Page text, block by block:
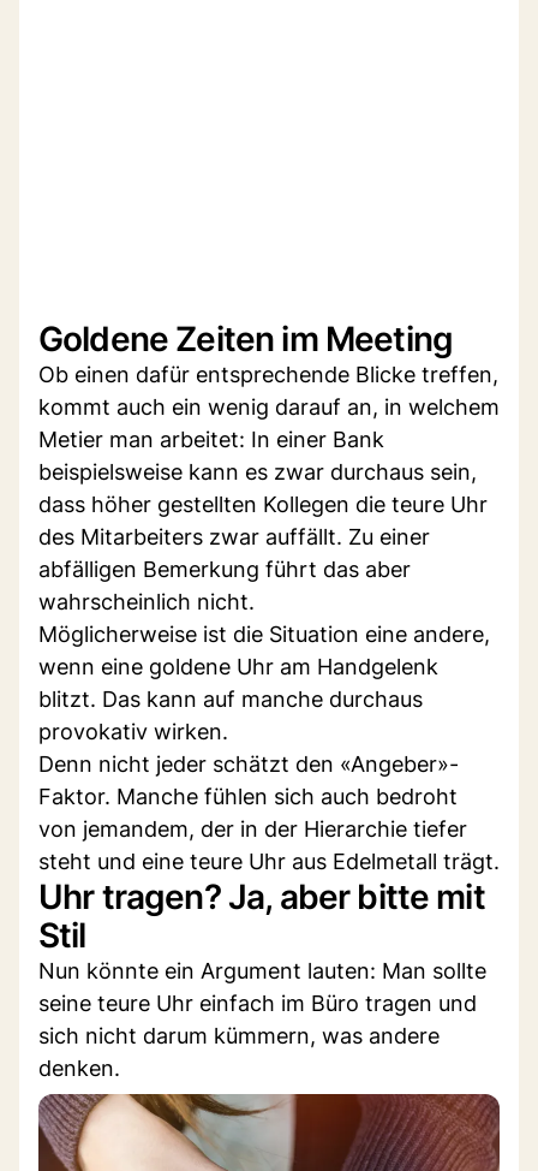
Goldene Zeiten im Meeting
Ob einen dafür entsprechende Blicke treffen,
kommt auch ein wenig darauf an, in welchem
Metier man arbeitet: In einer Bank
beispielsweise kann es zwar durchaus sein,
dass höher gestellten Kollegen die teure Uhr
des Mitarbeiters zwar auffällt. Zu einer
abfälligen Bemerkung führt das aber
wahrscheinlich nicht.
Möglicherweise ist die Situation eine andere,
wenn eine goldene Uhr am Handgelenk
blitzt. Das kann auf manche durchaus
provokativ wirken.
Denn nicht jeder schätzt den «Angeber»-
Faktor. Manche fühlen sich auch bedroht
von jemandem, der in der Hierarchie tiefer
steht und eine teure Uhr aus Edelmetall trägt.
Uhr tragen? Ja, aber bitte mit
Stil
Nun könnte ein Argument lauten: Man sollte
seine teure Uhr einfach im Büro tragen und
sich nicht darum kümmern, was andere
denken.